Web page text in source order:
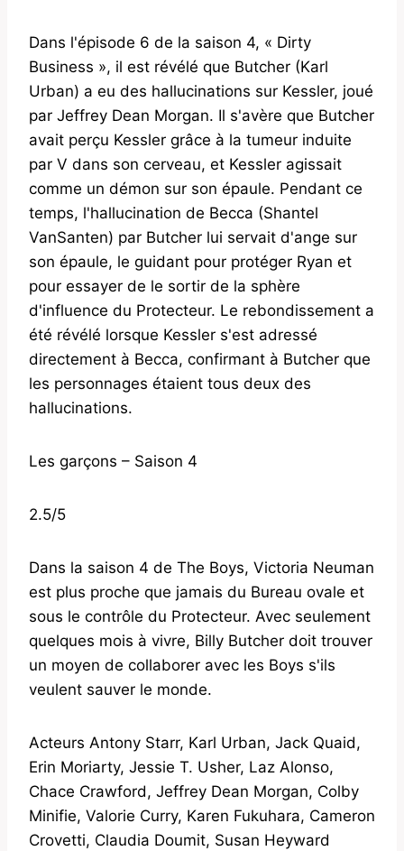
Dans l'épisode 6 de la saison 4, « Dirty
Business », il est révélé que Butcher (Karl
Urban) a eu des hallucinations sur Kessler, joué
par Jeffrey Dean Morgan. Il s'avère que Butcher
avait perçu Kessler grâce à la tumeur induite
par V dans son cerveau, et Kessler agissait
comme un démon sur son épaule. Pendant ce
temps, l'hallucination de Becca (Shantel
VanSanten) par Butcher lui servait d'ange sur
son épaule, le guidant pour protéger Ryan et
pour essayer de le sortir de la sphère
d'influence du Protecteur. Le rebondissement a
été révélé lorsque Kessler s'est adressé
directement à Becca, confirmant à Butcher que
les personnages étaient tous deux des
hallucinations.
Les garçons – Saison 4
2.5/5
Dans la saison 4 de The Boys, Victoria Neuman
est plus proche que jamais du Bureau ovale et
sous le contrôle du Protecteur. Avec seulement
quelques mois à vivre, Billy Butcher doit trouver
un moyen de collaborer avec les Boys s'ils
veulent sauver le monde.
Acteurs Antony Starr, Karl Urban, Jack Quaid,
Erin Moriarty, Jessie T. Usher, Laz Alonso,
Chace Crawford, Jeffrey Dean Morgan, Colby
Minifie, Valorie Curry, Karen Fukuhara, Cameron
Crovetti, Claudia Doumit, Susan Heyward